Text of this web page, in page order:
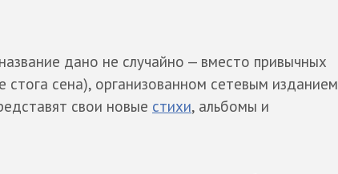
дано не случайно — вместо привычных
сена), организованном сетевым изданием
свои новые стихи, альбомы и